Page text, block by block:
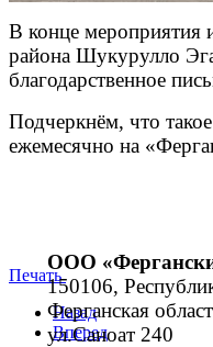
В конце мероприятия
района Шукурулло
благодарственное
Подчеркнём, что
ежемесячно на
Печать
Назад
Вперед
ООО
150106,
Ферганская
ул.Саноат 240